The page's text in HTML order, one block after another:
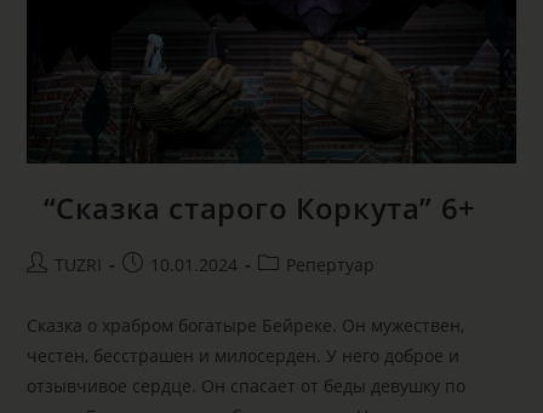
“Сказка старого Коркута” 6+
TUZRI 10.01.2024 Репертуар
Сказка о храбром богатыре Бейреке. Он мужествен,
честен, бесстрашен и милосерден. У него доброе и
отзывчивое сердце. Он спасает от беды девушку по